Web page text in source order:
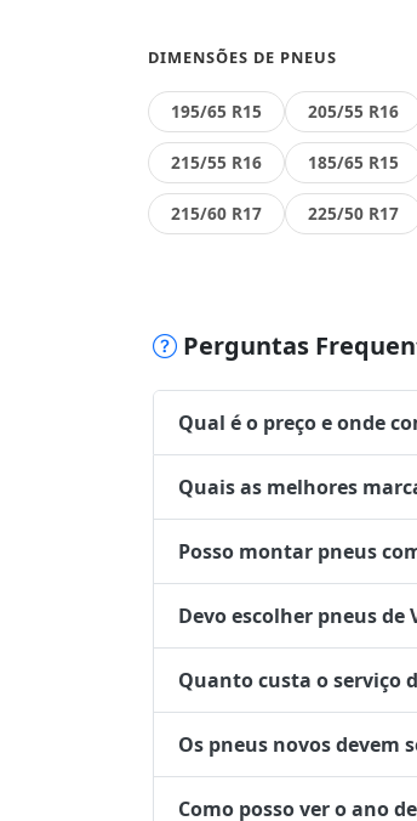
DIMENSÕES DE PNEUS
195/65 R15 205/55 R16
215/55 R16 185/65 R15
215/60 R17 225/50 R17
Perguntas
Qual é o preço e onde
Quais as melhores
Posso montar pneus
Devo escolher pneus de
Quanto custa o serviço
Os pneus novos devem
Como posso ver o ano